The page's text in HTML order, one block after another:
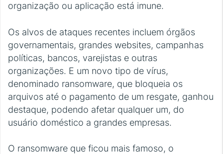
organização ou aplicação está imune.
Os alvos de ataques recentes incluem órgãos
governamentais, grandes websites, campanhas
políticas, bancos, varejistas e outras
organizações. E um novo tipo de vírus,
denominado ransomware, que bloqueia os
arquivos até o pagamento de um resgate, ganhou
destaque, podendo afetar qualquer um, do
usuário doméstico a grandes empresas.
O ransomware que ficou mais famoso, o